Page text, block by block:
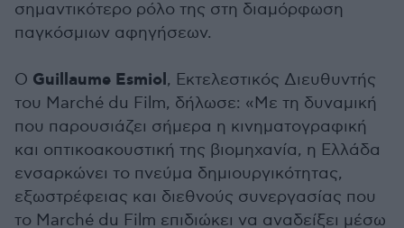
σημαντικότερο ρόλο της στη διαμόρφωση
παγκόσμιων αφηγήσεων.
Ο Guillaume Esmiol, Εκτελεστικός Διευθυντής
του Marché du Film, δήλωσε: «Με τη δυναμική
που παρουσιάζει σήμερα η κινηματογραφική
και οπτικοακουστική της βιομηχανία, η Ελλάδα
ενσαρκώνει το πνεύμα δημιουργικότητας,
εξωστρέφειας και διεθνούς συνεργασίας που
το Marché du Film επιδιώκει να αναδείξει μέσω